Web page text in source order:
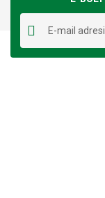
Ürün resmi
Ürün
Ürün
Ürün fiyatı